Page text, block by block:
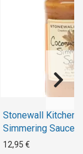
Stonewall Kitchen
Simmering Sauce
12,95 €